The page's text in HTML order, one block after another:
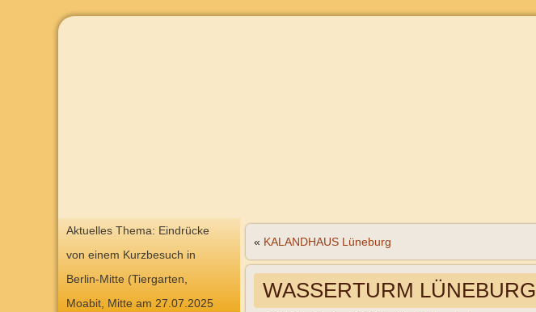
Aktuelles Thema: Eindrücke
von einem Kurzbesuch in
Berlin-Mitte (Tiergarten,
Moabit, Mitte am 27.07.2025
« KALANDHAUS Lüneburg
WASSERTURM LÜNEBURG